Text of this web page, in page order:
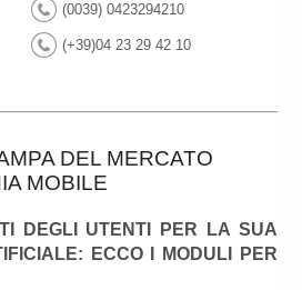
(0039) 0423294210
(+39)04 23 29 42 10
DEL MERCATO
MOBILE
DEGLI UTENTI PER LA SUA
ECCO I MODULI PER